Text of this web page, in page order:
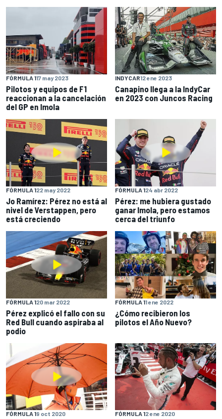
FÓRMULA 117 may 2023
Pilotos y equipos de F1
reaccionan a la cancelación
del GP en Imola
INDYCAR12 ene 2023
Canapino llega a la IndyCar
en 2023 con Juncos Racing
FÓRMULA 122 may 2022
Jo Ramírez: Pérez no está al
nivel de Verstappen, pero
está creciendo
FÓRMULA 124 abr 2022
Pérez: me hubiera gustado
ganar Imola, pero estamos
cerca del triunfo
FÓRMULA 120 mar 2022
Pérez explicó el fallo con su
Red Bull cuando aspiraba al
podio
FÓRMULA 11 ene 2022
¿Cómo recibieron los
pilotos el Año Nuevo?
FÓRMULA 19 oct 2020 FÓRMULA 12 ene 2020